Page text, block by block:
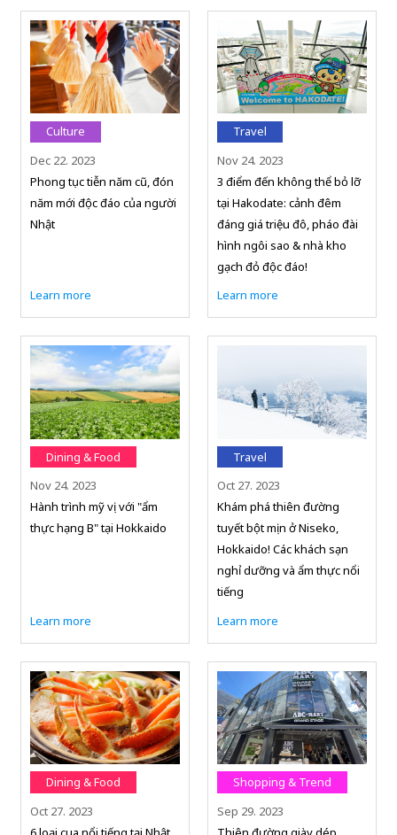
Culture
Dec 22. 2023
Phong tục tiễn năm cũ, đón
năm mới độc đáo của người
Nhật
Learn more
Travel
Nov 24. 2023
3 điểm đến không thể bỏ lỡ
tại Hakodate: cảnh đêm
đáng giá triệu đô, pháo đài
hình ngôi sao & nhà kho
gạch đỏ độc đáo!
Learn more
Dining & Food
Nov 24. 2023
Hành trình mỹ vị với "ẩm
thực hạng B" tại Hokkaido
Learn more
Travel
Oct 27. 2023
Khám phá thiên đường
tuyết bột mịn ở Niseko,
Hokkaido! Các khách sạn
nghỉ dưỡng và ẩm thực nổi
tiếng
Learn more
Dining & Food
Oct 27. 2023
Shopping & Trend
Sep 29. 2023